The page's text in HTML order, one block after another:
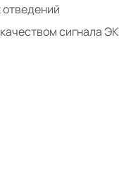
отведений
сигнала